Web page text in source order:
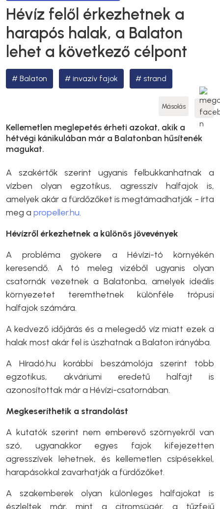
Hévíz felől érkezhetnek a
harapós halak, a Balaton
lehet a következő célpont
Balaton invazív fajok strand
Másolás
Kellemetlen meglepetés érheti azokat, akik a
hétvégi kánikulában már a Balatonban hűsítenék
magukat.
A szakértők szerint ugyanis felbukkanhatnak a
vízben olyan egzotikus, agresszív halfajok is,
amelyek akár a fürdőzőket is megtámadhatják - írta
meg a propeller.hu.
Hévízről érkezhetnek a különös jövevények
A probléma gyökere a Hévízi-tó környékén
keresendő. A tó meleg vizéből ugyanis olyan
csatornák vezetnek a Balatonba, amelyek ideális
környezetet teremthetnek különféle trópusi
halfajok számára.
A kedvező időjárás és a melegedő víz miatt ezek a
halak most akár fel is úszhatnak a Balaton irányába.
A Híradó.hu korábbi beszámolója szerint több
egzotikus, akváriumi eredetű halfajt is
azonosítottak már a Hévízi-csatornában.
Megkeseríthetik a strandolást
A kutatók szerint nem emberevő szörnyekről van
szó, ugyanakkor egyes fajok kifejezetten
agresszívek lehetnek, és kellemetlen csípésekkel,
harapásokkal zavarhatják a fürdőzőket.
A szakemberek olyan különleges halfajokat is
észleltek már, mint a citromsügér, a tűzfejű